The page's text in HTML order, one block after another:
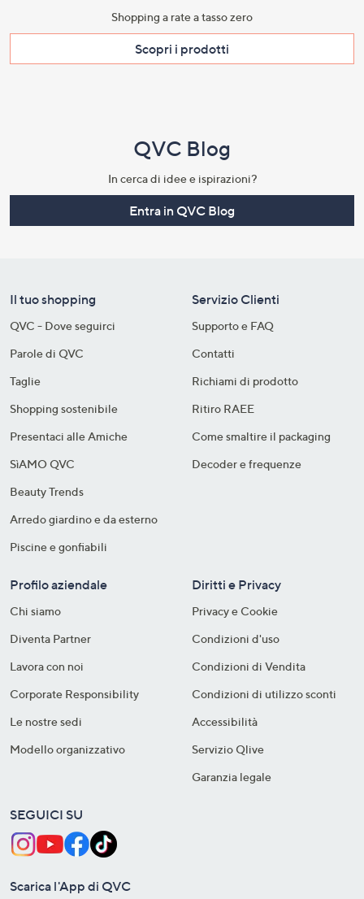
Shopping a rate a tasso zero​
Scopri i prodotti​
QVC Blog
In cerca di idee e ispirazioni?
Entra in QVC Blog
Il tuo shopping
QVC - Dove seguirci
Parole di QVC
Taglie
Shopping sostenibile​
Presentaci alle Amiche
SìAMO QVC
Beauty Trends
Arredo giardino e da esterno
Piscine e gonfiabili
Servizio Clienti
Supporto e FAQ
Contatti
Richiami di prodotto
Ritiro RAEE
Come smaltire il packaging​
Decoder e frequenze​
Profilo aziendale
Chi siamo
Diventa Partner
Lavora con noi
Corporate Responsibility
Le nostre sedi
Modello organizzativo
Diritti e Privacy
Privacy e Cookie
Condizioni d'uso
Condizioni di Vendita
Condizioni di utilizzo sconti
Accessibilità
Servizio Qlive
Garanzia legale
SEGUICI SU
Scarica l'App di QVC